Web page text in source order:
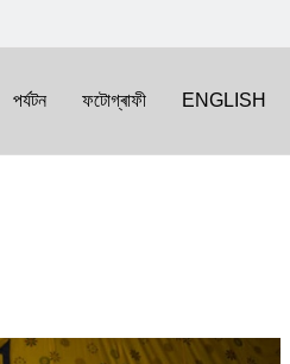
পৰ্যটন ফটোগ্ৰাফী ENGLISH